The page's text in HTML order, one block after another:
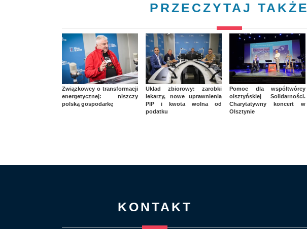
PRZECZYTAJ TAKŻE
Związkowcy o transformacji
energetycznej: niszczy
polską gospodarkę
Układ zbiorowy: zarobki
lekarzy, nowe uprawnienia
PIP i kwota wolna od
podatku
Pomoc dla współtwórcy
olsztyńskiej Solidarności.
Charytatywny koncert w
Olsztynie
KONTAKT